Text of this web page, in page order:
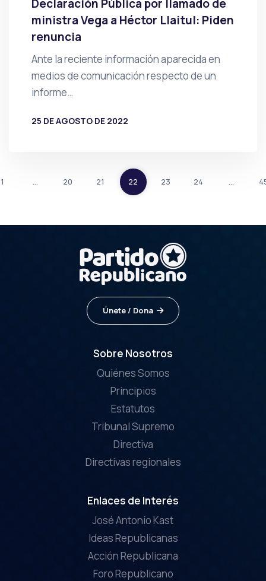
Declaración Pública por llamado de
ministra Vega a Héctor Llaitul: Piden
renuncia
Ante la reciente información aparecida en
medios de comunicación respecto de un
informe…
25 DE AGOSTO DE 2022
1 … 20 21 22 23 24 …
Únete / Dona
Sobre Nosotros
Quiénes Somos
Principios
Estatutos
Tribunal Supremo
Directiva
Directivas regionales
Enlaces de Interés
José Antonio Kast
Ideas Republicanas
Acción Republicana
Foro Republicano